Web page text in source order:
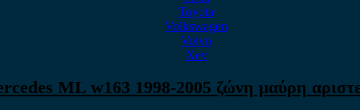
Toyota
Volkswagen
Volvo
Xev
ML w163 1998-2005 ζώνη μαύρη